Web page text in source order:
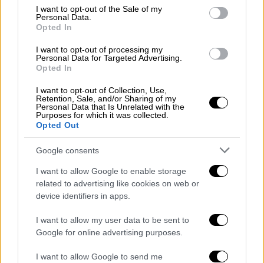
consent section.
I want to opt-out of the Sale of my
Personal Data.
Opted In
I want to opt-out of processing my
Personal Data for Targeted Advertising.
Opted In
I want to opt-out of Collection, Use,
Retention, Sale, and/or Sharing of my
Personal Data that Is Unrelated with the
Purposes for which it was collected.
Opted Out
Google consents
I want to allow Google to enable storage
related to advertising like cookies on web or
device identifiers in apps.
I want to allow my user data to be sent to
Google for online advertising purposes.
I want to allow Google to send me
Κομοτηνή, όπου θα επισκεφθεί το Μουσικό
Σχολείο Κομοτηνής και το Μουσείο
Καραθεοδωρή και στη συνέχεια θα
συναντηθεί με νέους της περιοχής. Στις
14:30 ο Κυριάκος Μητσοτάκης θα
επισκεφθεί το υπό κατασκευή
Νοσοκομείο Κομοτηνής ΙΣΝ.
Nωρίτερα,κατά την άφιξη του
πρωθυπουργού στο αεροδρόμιο
τρακτέρ στο πλαίσιο τoυ πανελλαδικού
συλλαλητηρίου που πραγματοποιούν, είχαν
Κυριάκο Μητσοτάκη μέσω χωματόδρομου να
αποχωρεί από το αεροδρόμιο για να
κατευθυνθεί προς την Κομοτηνή.